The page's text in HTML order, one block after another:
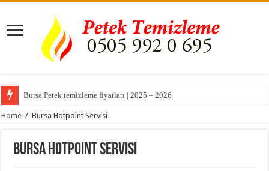
Bursa Petek temizleme fiyatları | 2025 – 2026
Home / Bursa Hotpoint Servisi
Bursa Hotpoint Servisi